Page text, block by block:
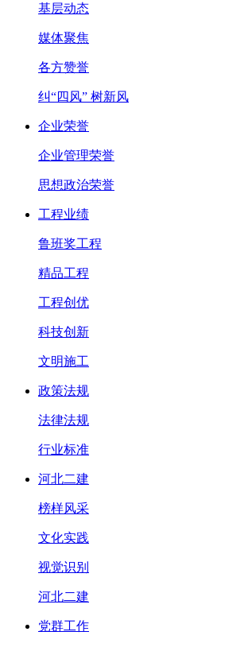
基层动态
媒体聚焦
各方赞誉
纠“四风” 树新风
企业荣誉
企业管理荣誉
思想政治荣誉
工程业绩
鲁班奖工程
精品工程
工程创优
科技创新
文明施工
政策法规
法律法规
行业标准
河北二建
榜样风采
文化实践
视觉识别
河北二建
党群工作